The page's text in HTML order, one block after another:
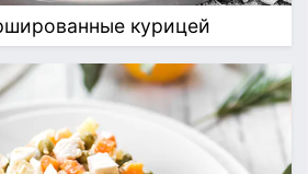
курицей